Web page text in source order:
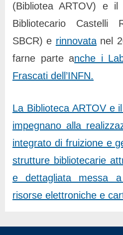
(Bibliotea ARTOV) e il
Bibliotecario Castelli
SBCR) e rinnovata nel
farne parte anche i
Frascati dell’INFN.
La Biblioteca ARTOV e
impegnano alla
integrato di fruizione e
strutture bibliotecarie
e dettagliata messa
risorse elettroniche e